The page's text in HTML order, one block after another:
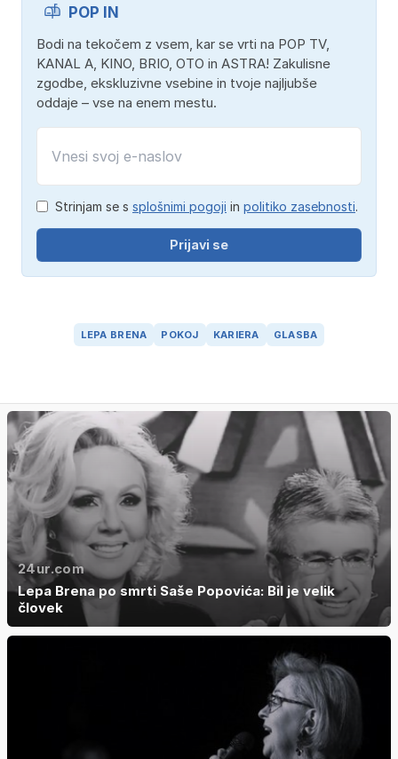
POP IN
Bodi na tekočem z vsem, kar se vrti na POP TV,
KANAL A, KINO, BRIO, OTO in ASTRA! Zakulisne
zgodbe, ekskluzivne vsebine in tvoje najljubše
oddaje – vse na enem mestu.
Strinjam se s splošnimi pogoji in politiko zasebnosti.
Prijavi se
LEPA BRENA POKOJ KARIERA GLASBA
24ur.com
Lepa Brena po smrti Saše Popovića: Bil je velik
človek